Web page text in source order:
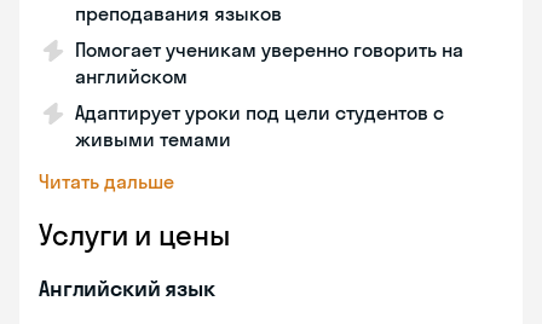
преподавания языков
Помогает ученикам уверенно говорить на
английском
Адаптирует уроки под цели студентов с
живыми темами
Читать дальше
Услуги и цены
Английский язык